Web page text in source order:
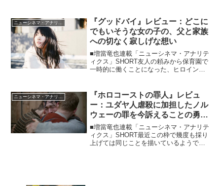
ことがありました。（そんなもんかな？
と当時は思ったもの...
ニューシネマ・アナリティクス
『グッドバイ』レビュー：どこに
でもいそうな女の子の、父と家族
への切なく寂しげな想い
■増當竜也連載「ニューシネマ・アナリテ
ィクス」SHORT友人の頼みから保育園で
一時的に働くことになった、ヒロインさ
自分が幼い頃から離れて暮らす実父（吉
家章人）と似たもの...
『ホロコーストの罪人』レビュ
ー：ユダヤ人虐殺に加担したノル
ウェーの罪を今訴えることの勇気
と意義
■増當竜也連載「ニューシネマ・アナリテ
ィクス」SHORT最近この枠で幾度も採り
上げては同じことを描いているようでも